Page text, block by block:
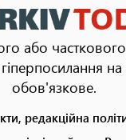
або
обов'язкове.
редакційна